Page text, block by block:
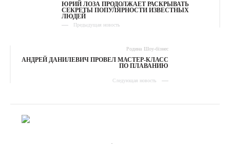
ЮРИЙ ЛОЗА ПРОДОЛЖАЕТ РАСКРЫВАТЬ
СЕКРЕТЫ ПОПУЛЯРНОСТИ ИЗВЕСТНЫХ
ЛЮДЕЙ
Предыдущая новость
Родина Шоу-бізнес
АНДРЕЙ ДАНИЛЕВИЧ ПРОВЕЛ МАСТЕР-КЛАСС
ПО ПЛАВАНИЮ
Следующая новость